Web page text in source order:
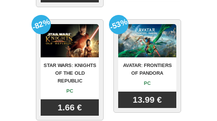
STAR WARS: KNIGHTS
OF THE OLD
REPUBLIC
PC
1.66 €
-82%
AVATAR: FRONTIERS
OF PANDORA
PC
13.99 €
-53%